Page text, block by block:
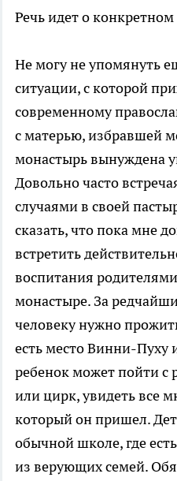
Речь идет о
Не могу не упомянуть
ситуации, с которой
современному
с матерью, избравшей
монастырь вынуждена
Довольно часто
случаями в своей
сказать, что пока мне
встретить
воспитания
монастыре. За
человеку нужно
есть место Винни-Пуху
ребенок может пойти с
или цирк, увидеть все
который он пришел.
обычной школе, где
из верующих семей.